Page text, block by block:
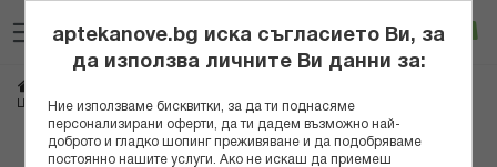
към
съдържанието
Вход
ШУСЛЕРОВА СОЛ N 4 КАЛИУМ ХЛОРАТУМ Х 200
Преминете
aptekanove.bg иска съгласието Ви, за
да използва личните Ви данни за:
Ние използваме бисквитки, за да ти поднасяме
персонализирани оферти, да ти дадем възможно най-
доброто и гладко шопинг преживяване и да подобряваме
постоянно нашите услуги. Ако не искаш да приемеш